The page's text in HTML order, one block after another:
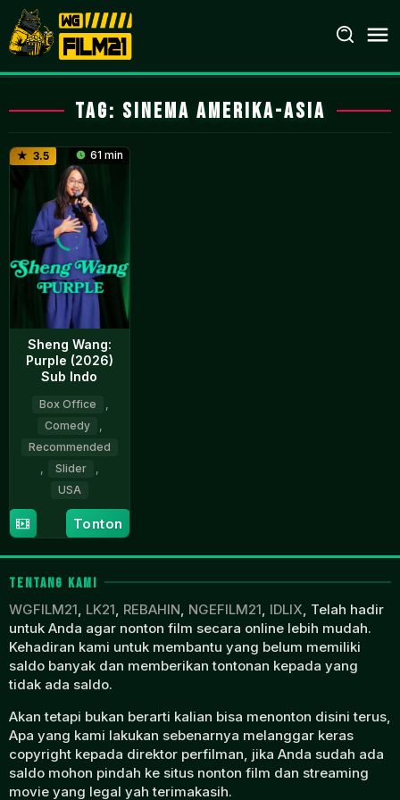
Loncat
ke
konten
Tag: Sinema Amerika-Asia
3.5 61 min
Sheng Wang:
Purple (2026)
Sub Indo
Box Office
Comedy
Recommended
Slider
USA
7
Apr
2026
Ali
Wong
Tonton
TENTANG KAMI
WGFILM21, LK21, REBAHIN, NGEFILM21, IDLIX, Telah hadir
untuk Anda agar nonton film secara online lebih mudah.
Kehadiran kami untuk membantu yang belum memiliki
saldo banyak dan memberikan tontonan kepada yang
tidak ada saldo.
Akan tetapi bukan berarti kalian bisa menonton disini terus,
Apa yang kami lakukan sebenarnya melanggar keras
copyright kepada direktor perfilman, jika Anda sudah ada
saldo mohon pindah ke situs nonton film dan streaming
movie yang legal yah terimakasih.